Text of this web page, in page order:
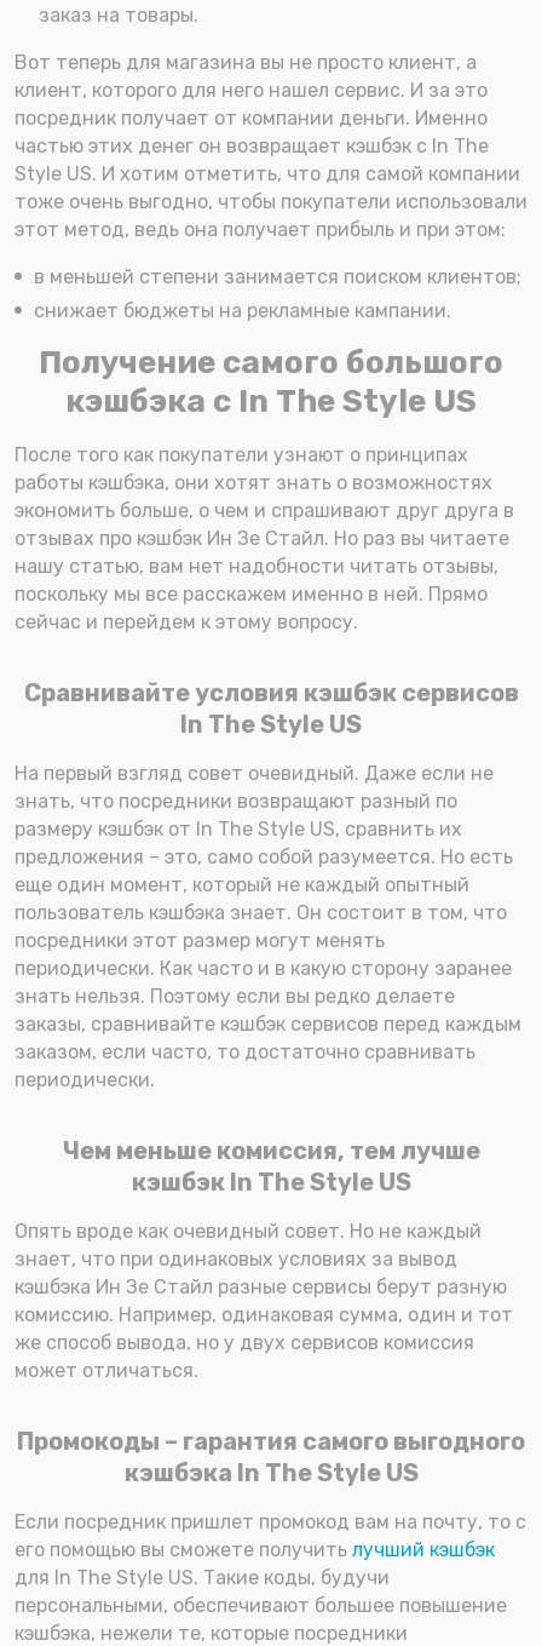
заказ на товары.
Вот теперь для магазина вы не просто клиент, а
клиент, которого для него нашел сервис. И за это
посредник получает от компании деньги. Именно
частью этих денег он возвращает кэшбэк с In The
Style US. И хотим отметить, что для самой компании
тоже очень выгодно, чтобы покупатели использовали
этот метод, ведь она получает прибыль и при этом:
в меньшей степени занимается поиском клиентов;
снижает бюджеты на рекламные кампании.
Получение самого большого
кэшбэка с In The Style US
После того как покупатели узнают о принципах
работы кэшбэка, они хотят знать о возможностях
экономить больше, о чем и спрашивают друг друга в
отзывах про кэшбэк Ин Зе Стайл. Но раз вы читаете
нашу статью, вам нет надобности читать отзывы,
поскольку мы все расскажем именно в ней. Прямо
сейчас и перейдем к этому вопросу.
Сравнивайте условия кэшбэк сервисов
In The Style US
На первый взгляд совет очевидный. Даже если не
знать, что посредники возвращают разный по
размеру кэшбэк от In The Style US, сравнить их
предложения – это, само собой разумеется. Но есть
еще один момент, который не каждый опытный
пользователь кэшбэка знает. Он состоит в том, что
посредники этот размер могут менять
периодически. Как часто и в какую сторону заранее
знать нельзя. Поэтому если вы редко делаете
заказы, сравнивайте кэшбэк сервисов перед каждым
заказом, если часто, то достаточно сравнивать
периодически.
Чем меньше комиссия, тем лучше
кэшбэк In The Style US
Опять вроде как очевидный совет. Но не каждый
знает, что при одинаковых условиях за вывод
кэшбэка Ин Зе Стайл разные сервисы берут разную
комиссию. Например, одинаковая сумма, один и тот
же способ вывода, но у двух сервисов комиссия
может отличаться.
Промокоды – гарантия самого выгодного
кэшбэка In The Style US
Если посредник пришлет промокод вам на почту, то с
его помощью вы сможете получить лучший кэшбэк
для In The Style US. Такие коды, будучи
персональными, обеспечивают большее повышение
кэшбэка, нежели те, которые посредники